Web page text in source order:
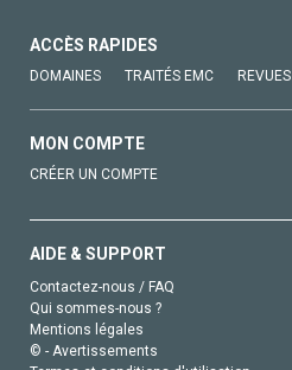
ACCÈS RAPIDES
DOMAINES TRAITÉS EMC REVUES
MON COMPTE
CRÉER UN COMPTE
AIDE & SUPPORT
Contactez-nous / FAQ
Qui sommes-nous ?
Mentions légales
© - Avertissements